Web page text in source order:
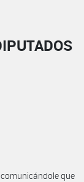
que